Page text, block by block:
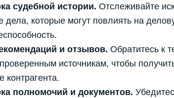
судебной истории. Отслеживайте
дела, которые могут повлиять на
и отзывов. Обратитесь к
источникам, чтобы
контрагента.
полномочий и документов.